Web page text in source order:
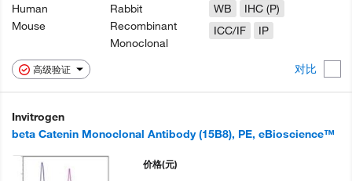
高级验证 对比
Human
Mouse
Rabbit
Recombinant
Monoclonal
WB
IHC (P)
ICC/IF
IP
Invitrogen
beta Catenin Monoclonal Antibody (15B8), PE, eBioscience™
价格(元)